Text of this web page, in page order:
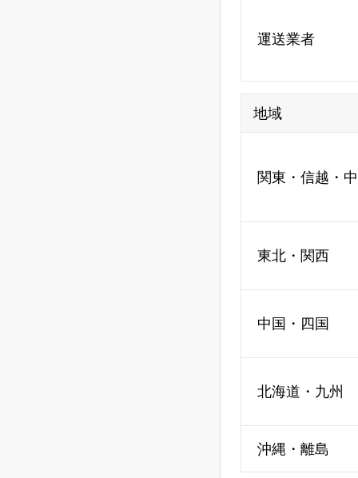
運送業者
地域
関東・信越・
東北・関西
中国・四国
北海道・九州
沖縄・離島